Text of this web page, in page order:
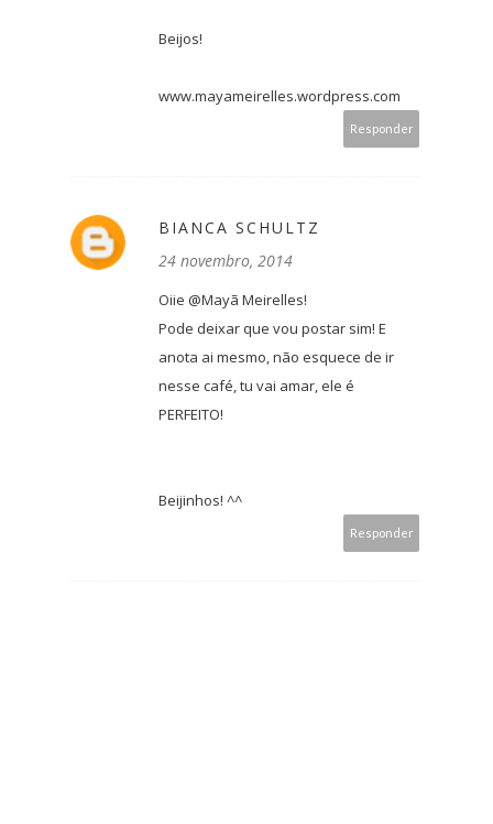
Beijos!
www.mayameirelles.wordpress.com
Responder
BIANCA SCHULTZ
24 novembro, 2014
Oiie @Mayã Meirelles!
Pode deixar que vou postar sim! E
anota ai mesmo, não esquece de ir
nesse café, tu vai amar, ele é
PERFEITO!
Beijinhos! ^^
Responder